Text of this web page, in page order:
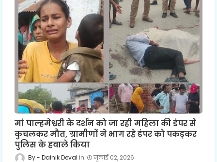
मां पाल्हमेश्वरी के दर्शन को जा रही महिला की डंपर से
कुचलकर मौत, ग्रामीणों ने भाग रहे डंपर को पकड़कर
पुलिस के हवाले किया
Dainik Deval जुलाई 02, 2026